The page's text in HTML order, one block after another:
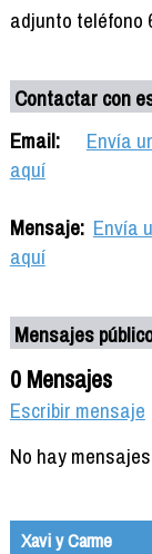
adjunto teléfono
Contactar con
Email:
Envía
aquí
Mensaje: Envía
aquí
Mensajes
0 Mensajes
Escribir mensaje
No hay
Xavi y Carme